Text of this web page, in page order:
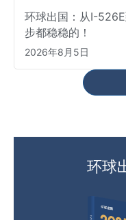
环球出国：从I-
步都稳稳的！
2026年8月5日
环球